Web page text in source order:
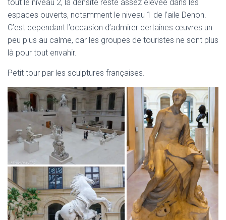
tout le niveau 2, la densité reste assez élevée dans les
espaces ouverts, notamment le niveau 1 de l’aile Denon.
C’est cependant l’occasion d’admirer certaines œuvres un
peu plus au calme, car les groupes de touristes ne sont plus
là pour tout envahir.
Petit tour par les sculptures françaises.